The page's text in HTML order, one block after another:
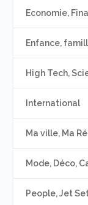
Economie,
Enfance,
High Tech,
International
Ma ville, Ma
Mode, Déco,
People, Jet